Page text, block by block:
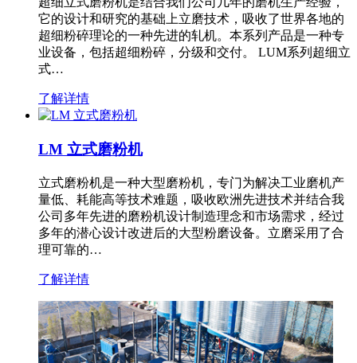
它的设计和研究的基础上立磨技术，吸收了世界各地的
超细粉碎理论的一种先进的轧机。本系列产品是一种专
业设备，包括超细粉碎，分级和交付。 LUM系列超细立
式…
了解详情
LM 立式磨粉机
立式磨粉机是一种大型磨粉机，专门为解决工业磨机产
量低、耗能高等技术难题，吸收欧洲先进技术并结合我
公司多年先进的磨粉机设计制造理念和市场需求，经过
多年的潜心设计改进后的大型粉磨设备。立磨采用了合
理可靠的…
了解详情